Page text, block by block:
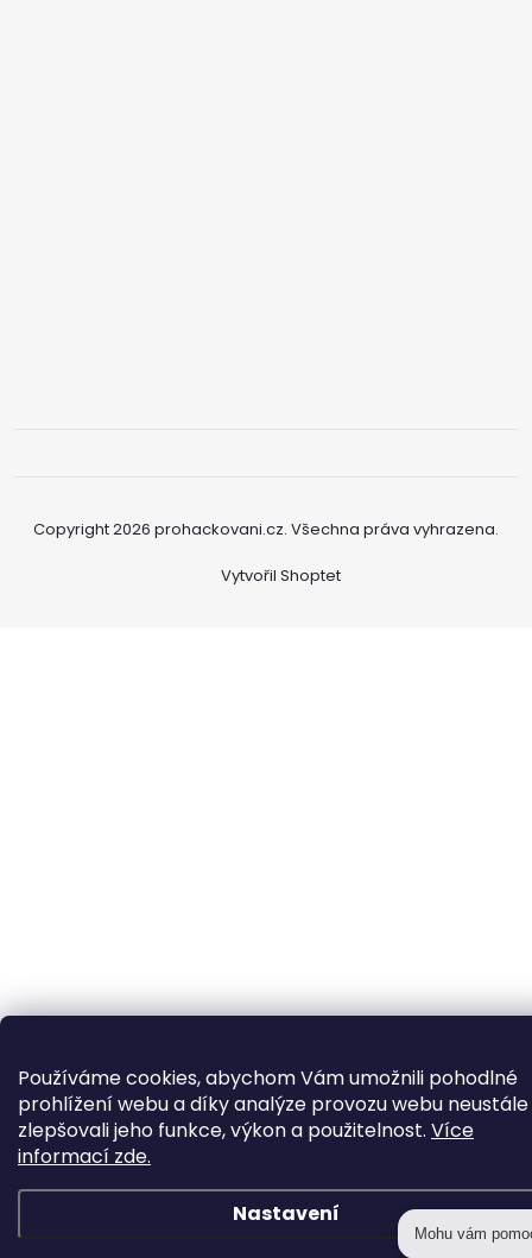
Používáme cookies, abychom Vám umožnili pohodlné
prohlížení webu a díky analýze provozu webu neustále
zlepšovali jeho funkce, výkon a použitelnost. Více
informací zde.
Nastavení
Vytvořil Shoptet
Copyright 2026 prohackovani.cz. Všechna práva vyhrazena.
Mohu vám